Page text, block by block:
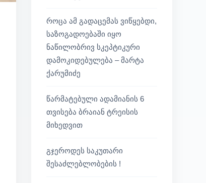
როცა ამ გადაცემას ვიწყებდი,
საზოგადოებაში იყო
ნაწილობრივ სკეპტიკური
დამოკიდებულება – მარტა
ქარუმიძე
წარმატებული ადამიანის 6
თვისება ბრაიან ტრეისის
მიხედვით
გჯეროდეს საკუთარი
შესაძლებლობების !